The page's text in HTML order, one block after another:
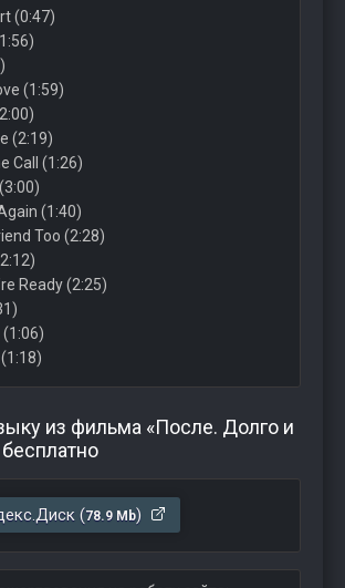
(0:47)
(1:59)
(2:19)
Call (1:26)
(1:40)
Too (2:28)
Ready (2:25)
(1:06)
из фильма «После. Долго и
(78.9 Mb)